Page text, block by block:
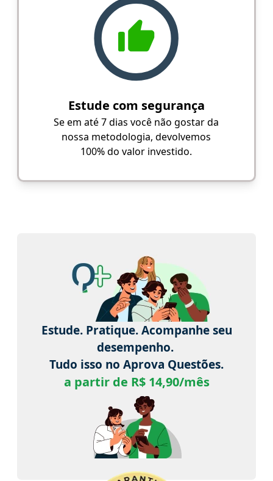
Estude com segurança
Se em até 7 dias você não gostar da
nossa metodologia, devolvemos
100% do valor investido.
Estude. Pratique. Acompanhe seu
desempenho.
Tudo isso no Aprova Questões.
a partir de R$ 14,90/mês